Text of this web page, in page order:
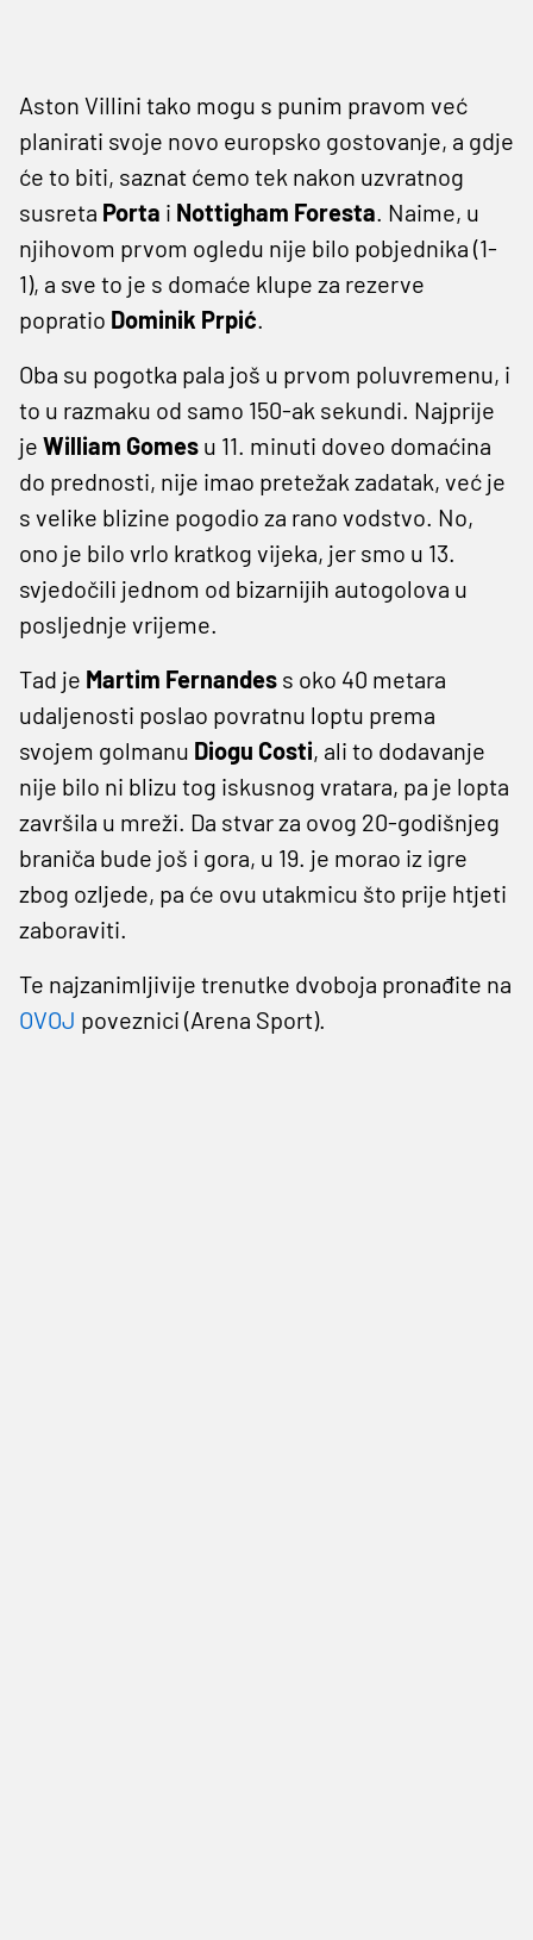
Aston Villini tako mogu s punim pravom već
planirati svoje novo europsko gostovanje, a gdje
će to biti, saznat ćemo tek nakon uzvratnog
susreta Porta i Nottigham Foresta. Naime, u
njihovom prvom ogledu nije bilo pobjednika (1-
1), a sve to je s domaće klupe za rezerve
popratio Dominik Prpić.
Oba su pogotka pala još u prvom poluvremenu, i
to u razmaku od samo 150-ak sekundi. Najprije
je William Gomes u 11. minuti doveo domaćina
do prednosti, nije imao pretežak zadatak, već je
s velike blizine pogodio za rano vodstvo. No,
ono je bilo vrlo kratkog vijeka, jer smo u 13.
svjedočili jednom od bizarnijih autogolova u
posljednje vrijeme.
Tad je Martim Fernandes s oko 40 metara
udaljenosti poslao povratnu loptu prema
svojem golmanu Diogu Costi, ali to dodavanje
nije bilo ni blizu tog iskusnog vratara, pa je lopta
završila u mreži. Da stvar za ovog 20-godišnjeg
braniča bude još i gora, u 19. je morao iz igre
zbog ozljede, pa će ovu utakmicu što prije htjeti
zaboraviti.
Te najzanimljivije trenutke dvoboja pronađite na
OVOJ poveznici (Arena Sport).